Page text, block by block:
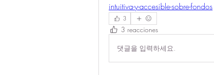
intuitiva-y-accesible-sobre-fondos
3
3 reacciones
댓글을 입력하세요.